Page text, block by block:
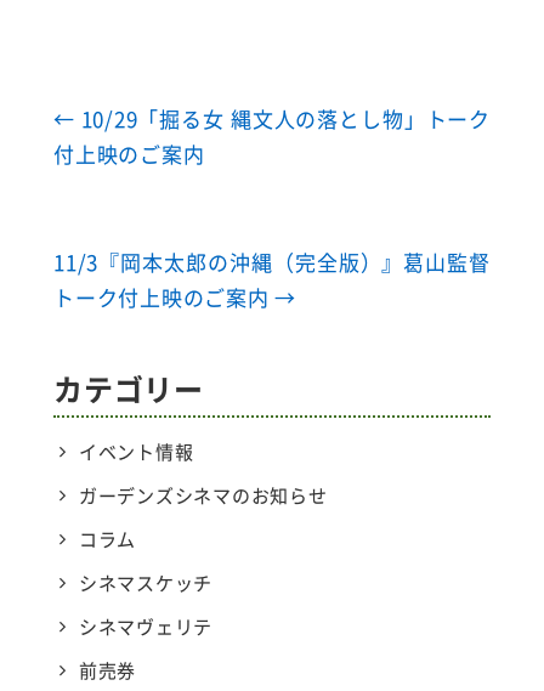
← 10/29「掘る女 縄文人の落とし物」トーク
付上映のご案内
11/3『岡本太郎の沖縄（完全版）』葛山監督
トーク付上映のご案内→
カテゴリー
イベント情報
ガーデンズシネマのお知らせ
コラム
シネマスケッチ
シネマヴェリテ
前売券